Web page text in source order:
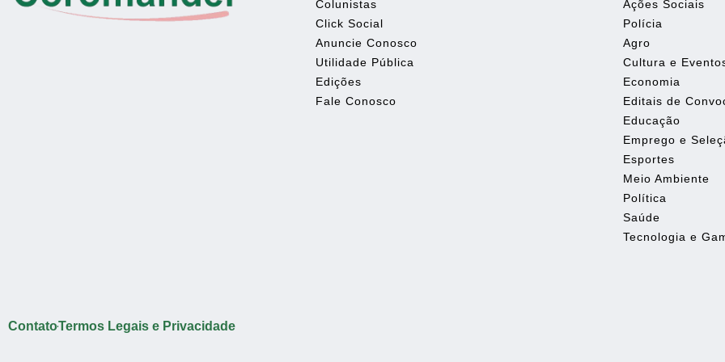
Colunistas
Click Social
Anuncie Conosco
Utilidade Pública
Edições
Fale Conosco
Ações Sociais
Polícia
Agro
Cultura e
Economia
Editais de
Educação
Emprego e
Esportes
Meio Ambiente
Política
Saúde
Tecnologia e
ContatoTermos Legais e Privacidade